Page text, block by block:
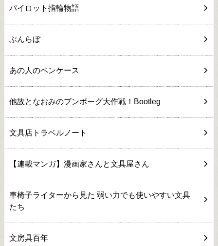
パイロット指輪物語
ぶんらぼ
あの人のペンケース
他故となおみのブンボーグ大作戦！Bootleg
文具店トラベルノート
【連載マンガ】漫画家さんと文具屋さん
車椅子ライターから見た 弱い力でも使いやすい文具
たち
文房具百年